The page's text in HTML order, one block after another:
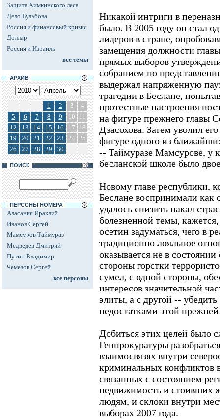
Защита Химкинского леса
Дело Бульбова
Россия и финансовый кризис
Доллар
Россия и Израиль
все темы
АРХИВ
1 2 3
4
5
6 7 8 9 10
11
12
13 14 15 16 17
18
19
20 21 22 23 24 25
26
27 28 29 30
ПОИСК
ПЕРСОНЫ НОМЕРА
Аласания Ираклий
Иванов Сергей
Мамсуров Таймураз
Медведев Дмитрий
Путин Владимир
Чемезов Сергей
все персоны
Никакой интриги в
было. В 2005 году он стал
лидеров в стране,
замещения должности
прямых выборов
собранием по
выдержал напряженную
трагедии в Беслане,
протестные настроения
на фигуре прежнего главы
Дзасохова. Затем уволил
фигуре одного из
-- Таймуразе Мамсурове, у
бесланской школе было
Новому главе республики,
Беслане воспринимали как
удалось снизить накал
болезненной темы,
осетин задуматься, чего в
традиционно лояльное
оказывается не в
стороны горстки
сумел, с одной стороны,
интересов значительной
элиты, а с другой --
недостатками этой
Добиться этих целей было
Генпрокуратуры
взаимосвязях внутри
криминальных конфликтов
связанных с состоянием
недвижимость и стоивших
людям, и склоки внутри
выборах 2007 года.